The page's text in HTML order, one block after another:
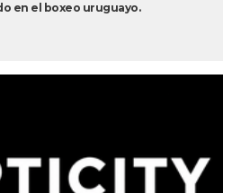
en el boxeo uruguayo.